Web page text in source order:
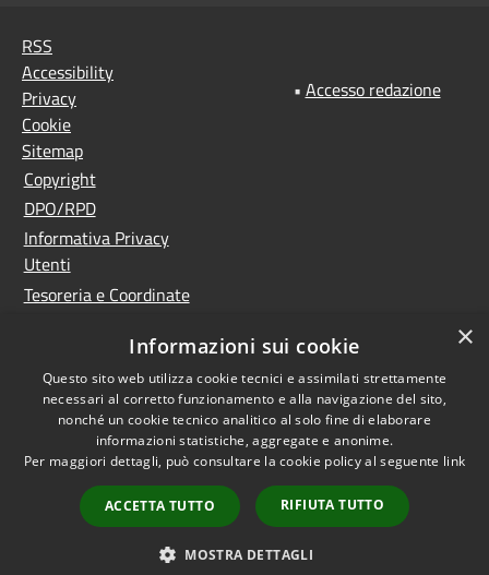
RSS
Accessibility
Privacy
Cookie
Sitemap
Copyright
DPO/RPD
Informativa Privacy
Utenti
Tesoreria e Coordinate
Controlla la tua posta
PNRR (Piano Nazionale
di Ripresa e Resilienza)
Meccanismo di feedback
Whistleblowing
Dichiarazione di
accessibilità
• Accesso redazione
×
Informazioni sui cookie
Questo sito web utilizza cookie tecnici e assimilati strettamente
necessari al corretto funzionamento e alla navigazione del sito,
nonché un cookie tecnico analitico al solo fine di elaborare
informazioni statistiche, aggregate e anonime.
Per maggiori dettagli, può consultare la cookie policy al seguente link
ACCETTA TUTTO RIFIUTA TUTTO
MOSTRA DETTAGLI